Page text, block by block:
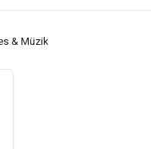
& Müzik